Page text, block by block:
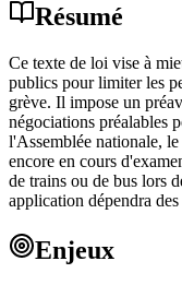
Résumé
Ce texte de loi vise à
publics pour limiter les
grève. Il impose un
négociations préalables
l'Assemblée nationale,
encore en cours
de trains ou de bus lors
application dépendra
Enjeux